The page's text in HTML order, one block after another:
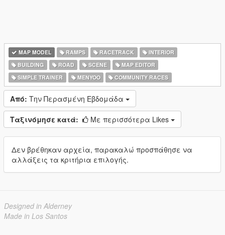
MAP MODEL RAMPS RACETRACK
INTERIOR
BUILDING
ROAD SCENE
MAP EDITOR
SIMPLE TRAINER
MENYOO COMMUNITY RACES
Από: Την Περασμένη Εβδομάδα
Ταξινόμησε κατά: Με περισσότερα Likes
Δεν βρέθηκαν αρχεία, παρακαλώ προσπάθησε να
αλλάξεις τα κριτήρια επιλογής.
Designed in Alderney
Made in Los Santos